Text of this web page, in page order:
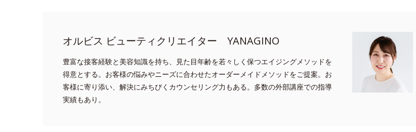
オルビス ビューティクリエイター YANAGINO
豊富な接客経験と美容知識を持ち、見た目年齢を若々しく保つエイジングメソッドを
得意とする。お客様の悩みやニーズに合わせたオーダーメイドメソッドをご提案。お
客様に寄り添い、解決にみちびくカウンセリング力もある。多数の外部講座での指導
実績もあり。